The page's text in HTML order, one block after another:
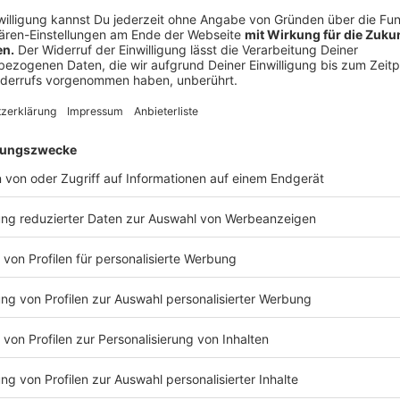
In den Impfzentren werde es allerdings zunächst
außerhalb dieser speziellen Berufsgruppen geben,
Priorisierungsgruppe 3 angehörten, erklärte Dr.
MÜNSTER-Interview. Sie könnten sich aber in den
Impfstoff.
Anzeige
Die Infos hat Dr. Peter Münster, ärztlicher Leiter
mit ANTENNE MÜNSTER-Moderator Christoph
zusammengefasst:
Anzeige